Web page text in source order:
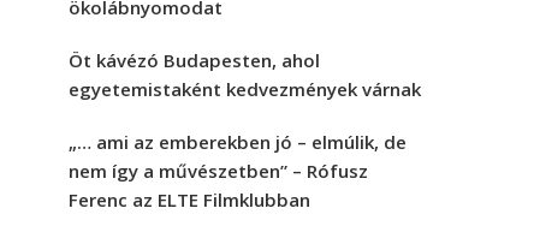
ökolábnyomodat
Öt kávézó Budapesten, ahol
egyetemistaként kedvezmények várnak
„… ami az emberekben jó – elmúlik, de
nem így a művészetben” – Rófusz
Ferenc az ELTE Filmklubban